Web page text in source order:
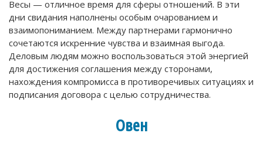
Весы — отличное время для сферы отношений. В эти
дни свидания наполнены особым очарованием и
взаимопониманием. Между партнерами гармонично
сочетаются искренние чувства и взаимная выгода.
Деловым людям можно воспользоваться этой энергией
для достижения соглашения между сторонами,
нахождения компромисса в противоречивых ситуациях и
подписания договора с целью сотрудничества.
Овен